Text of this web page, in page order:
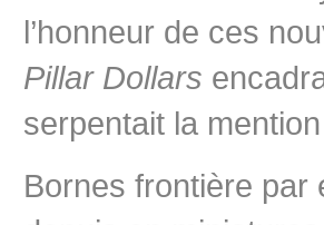
l’honneur de ces
Pillar Dollars
serpentait la
Bornes frontière par